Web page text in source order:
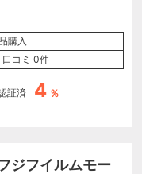
購入
口コミ 0件
証済 4 ％
ジフイルムモー